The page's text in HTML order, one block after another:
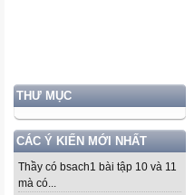
THƯ MỤC
CÁC Ý KIẾN MỚI NHẤT
Thầy có bsach1 bài tập 10 và 11
mà có...